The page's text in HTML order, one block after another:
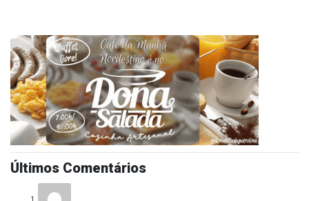
Últimos Comentários